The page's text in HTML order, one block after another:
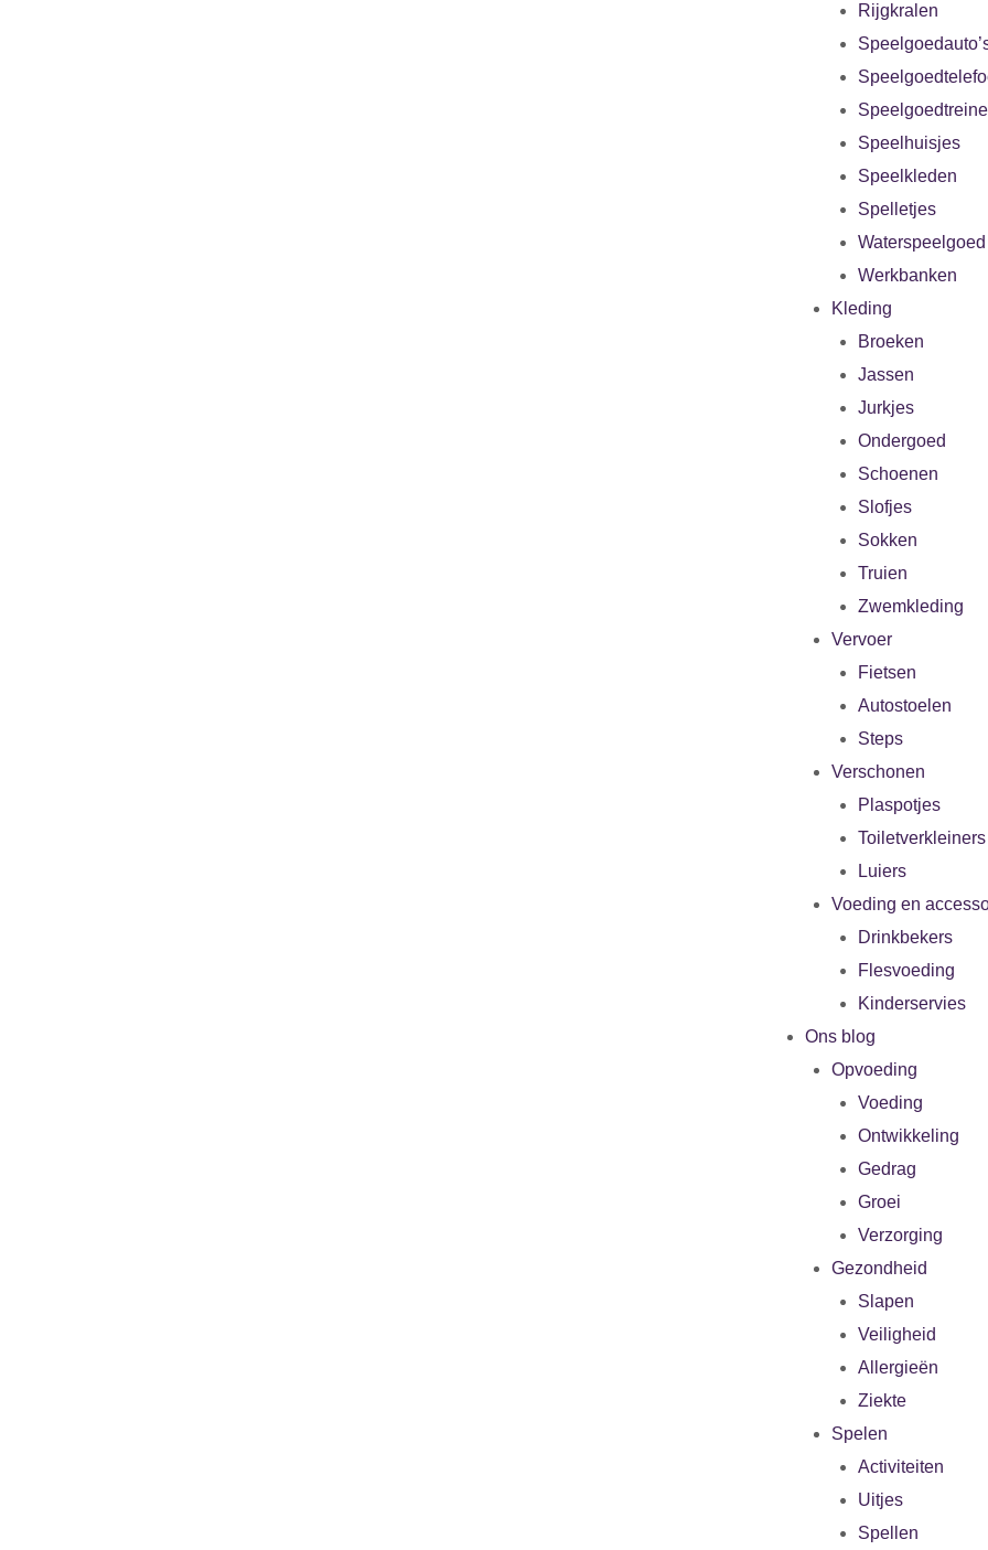
Rijgkralen
Speelhuisjes
Speelkleden
Spelletjes
Waterspeelgoed
Werkbanken
Kleding
Broeken
Jassen
Jurkjes
Ondergoed
Schoenen
Slofjes
Sokken
Truien
Zwemkleding
Vervoer
Fietsen
Autostoelen
Steps
Verschonen
Plaspotjes
Toiletverkleiners
Luiers
Voeding en
Drinkbekers
Flesvoeding
Kinderservies
Ons blog
Opvoeding
Voeding
Ontwikkeling
Gedrag
Groei
Verzorging
Gezondheid
Slapen
Veiligheid
Allergieën
Ziekte
Spelen
Activiteiten
Uitjes
Spellen